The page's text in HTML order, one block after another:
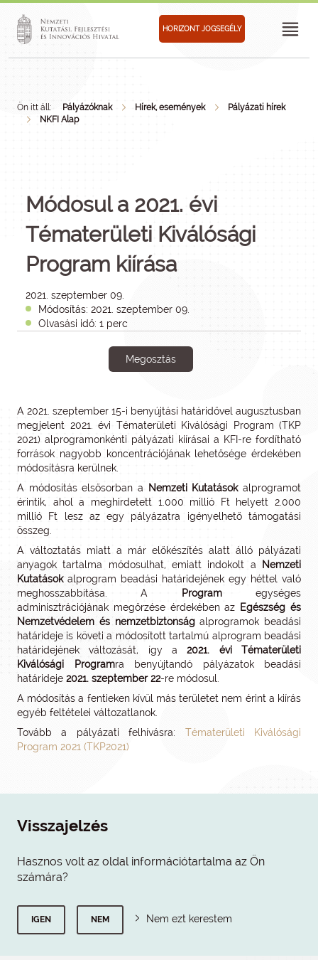
HORIZONT JOGSEGÉLY
Ön itt áll: Pályázóknak Hírek, események
Pályázati hírek
NKFI Alap
Módosul a 2021. évi
Tématerületi Kiválósági
Program kiírása
2021. szeptember 09.
Módosítás: 2021. szeptember 09.
Olvasási idő: 1 perc
Megosztás
A 2021. szeptember 15-i benyújtási határidővel augusztusban
megjelent 2021. évi Tématerületi Kiválósági Program (TKP
2021) alprogramonkénti pályázati kiírásai a KFI-re fordítható
források nagyobb koncentrációjának lehetősége érdekében
módosításra kerülnek.
A módosítás elsősorban a
Nemzeti Kutatásokalprogramot
érintik, ahol a meghirdetett 1.000 millió Ft helyett 2.000
millió Ft lesz az egy pályázatra igényelhető támogatási
összeg.
A változtatás miatt a már előkészítés alatt álló pályázati
anyagok tartalma módosulhat, emiatt indokolt a
Nemzeti
Kutatásokalprogram beadási határidejének egy héttel való
meghosszabbítása. A
Programegységes
adminisztrációjának megőrzése érdekében az Egészség és
Nemzetvédelem és nemzetbiztonságalprogramok beadási
határideje is követi a módosított tartalmú alprogram beadási
határidejének változását, így a2021. évi Tématerületi
Kiválósági Programra benyújtandó pályázatok beadási
határideje 2021. szeptember 22-re módosul.
A módosítás a fentieken kívül más területet nem érint a kiírás
egyéb feltételei változatlanok.
Tovább a pályázati felhívásra: Tématerületi Kiválósági
Program 2021 (TKP2021)
Visszajelzés
Hasznos volt az oldal információtartalma az Ön
számára?
IGEN NEM Nem ezt kerestem